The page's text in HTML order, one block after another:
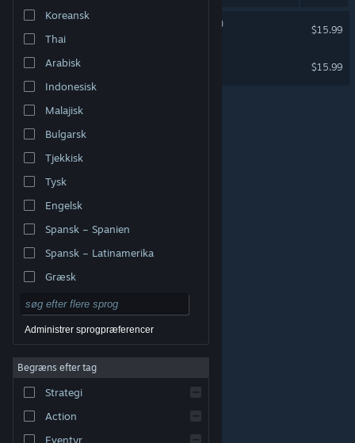
Hent Steam-mobilappen
Vis desktop-webside
varemærker tilhører deres respektive indehavere i USA
Tilgængelighed
Refunderinger|
Koreansk
Thai
Arabisk
Indonesisk
Malajisk
Bulgarsk
Tjekkisk
Tysk
Engelsk
Spansk – Spanien
Spansk – Latinamerika
Græsk
Administrer sprogpræferencer
Begræns efter tag
Strategi
Action
Eventyr
Le corps-glitch (multitudes)
$15.99
$15.99